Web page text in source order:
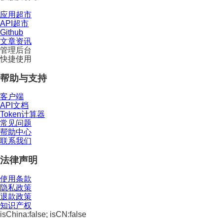
应用超市
API超市
Github
文章资讯
管理后台
快捷使用
帮助与支持
客户端
API文档
Token计算器
常见问题
帮助中心
联系我们
法律声明
使用条款
隐私政策
退款政策
知识产权
isChina:false; isCN:false